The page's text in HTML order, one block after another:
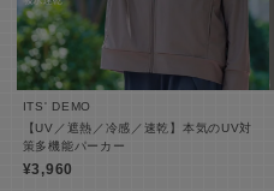
ITS' DEMO
【UV／遮熱／冷感／速乾】本気のUV対
策多機能パーカー
¥3,960